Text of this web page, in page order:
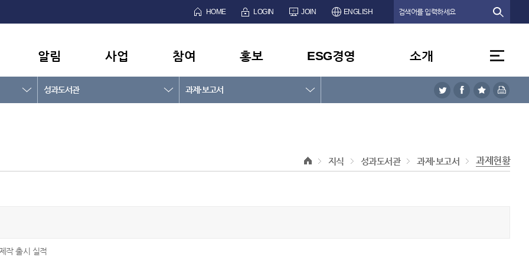
HOME LOGIN JOIN ENGLISH
알림 사업 참여 홍보 ESG경영 소개
성과도서관 과제·보고서
지식 성과도서관 과제·보고서 과제현황
작 출시 실적